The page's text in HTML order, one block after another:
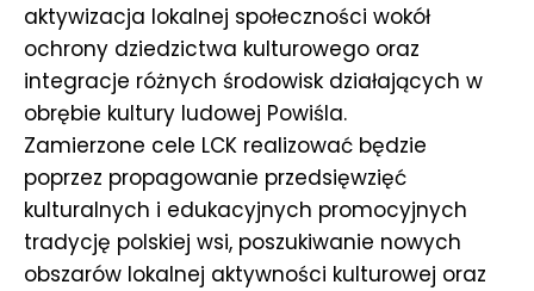
aktywizacja lokalnej społeczności wokół
ochrony dziedzictwa kulturowego oraz
integracje różnych środowisk działających w
obrębie kultury ludowej Powiśla.
Zamierzone cele LCK realizować będzie
poprzez propagowanie przedsięwzięć
kulturalnych i edukacyjnych promocyjnych
tradycję polskiej wsi, poszukiwanie nowych
obszarów lokalnej aktywności kulturowej oraz